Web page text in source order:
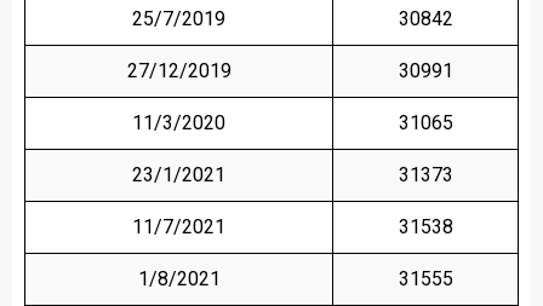
25/7/2019 30842
27/12/2019 30991
11/3/2020 31065
23/1/2021 31373
11/7/2021 31538
1/8/2021 31555